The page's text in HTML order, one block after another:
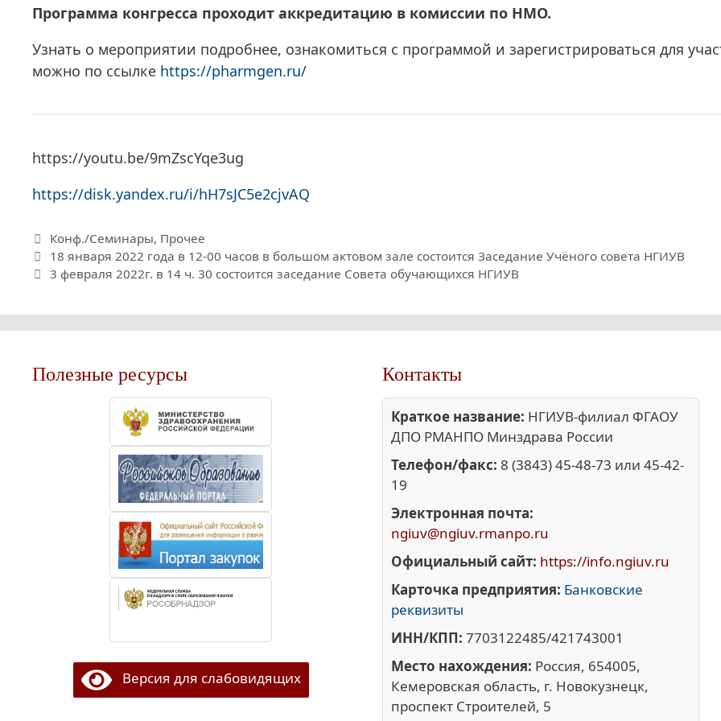
Программа конгресса проходит аккредитацию в комиссии по НМО.
Узнать о мероприятии подробнее, ознакомиться с программой и зарегистрироваться для
можно по ссылке https://pharmgen.ru/
https://youtu.be/9mZscYqe3ug
https://disk.yandex.ru/i/hH7sJC5e2cjvAQ
Рубрики
Конф./Семинары, Прочее
18 января 2022 года в 12-00 часов в большом актовом зале состоится Заседание Учёного совета НГИУВ
3 февраля 2022г. в 14 ч. 30 состоится заседание Совета обучающихся НГИУВ
Полезные ресурсы
Версия для слабовидящих
Контакты
Краткое название: НГИУВ-филиал ФГАОУ
ДПО РМАНПО Минздрава России
Телефон/факс: 8 (3843) 45-48-73 или 45-42-
19
Электронная почта:
ngiuv@ngiuv.rmanpo.ru
Официальный сайт: https://info.ngiuv.ru
Карточка предприятия: Банковские
реквизиты
ИНН/КПП: 7703122485/421743001
Место нахождения: Россия, 654005,
Кемеровская область, г. Новокузнецк,
проспект Строителей, 5